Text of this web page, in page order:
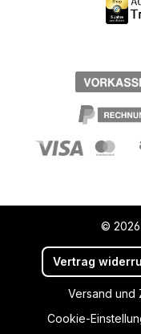
© 2026
Vertrag
Versand und
Cookie-